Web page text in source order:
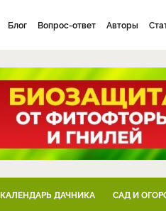
Блог Вопрос-ответ Авторы
КАЛЕНДАРЬ ДАЧНИКА САД И